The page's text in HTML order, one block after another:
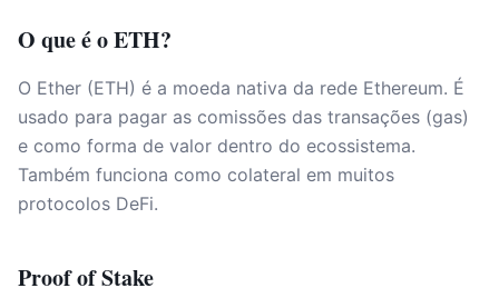
O que é o ETH?
O Ether (ETH) é a moeda nativa da rede Ethereum. É
usado para pagar as comissões das transações (gas)
e como forma de valor dentro do ecossistema.
Também funciona como colateral em muitos
protocolos DeFi.
Proof of Stake